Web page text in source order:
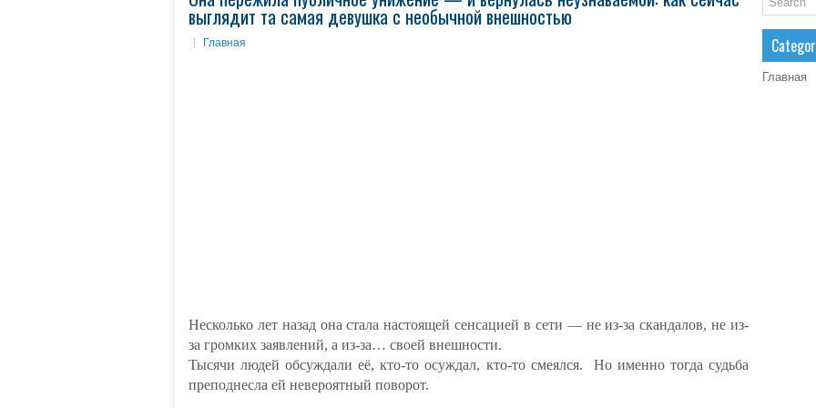
выглядит та самая девушка с необычной внешностью
Главная
Несколько лет назад она стала настоящей сенсацией в сети — не из-за скандалов, не из-
за громких заявлений, а из-за… своей внешности.
Тысячи людей обсуждали её, кто-то осуждал, кто-то смеялся. Но именно тогда судьба
преподнесла ей невероятный поворот.
Главная